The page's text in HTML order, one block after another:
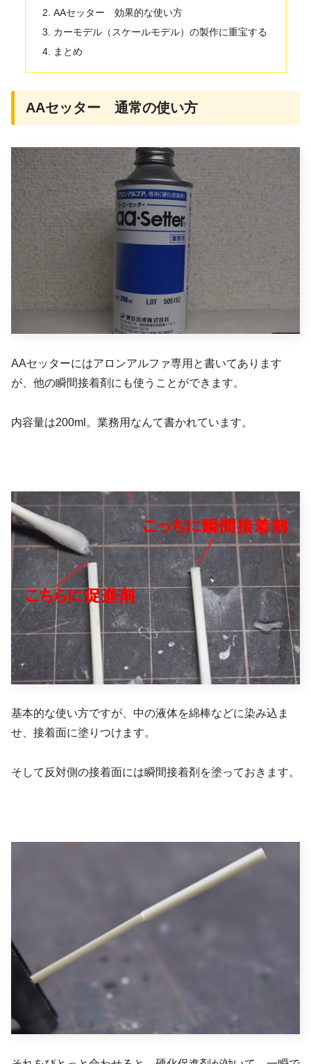
AAセッター 効果的な使い方
カーモデル（スケールモデル）の製作に重宝する
まとめ
AAセッター 通常の使い方
AAセッターにはアロンアルファ専用と書いてあります
が、他の瞬間接着剤にも使うことができます。
内容量は200ml。業務用なんて書かれています。
基本的な使い方ですが、中の液体を綿棒などに染み込ま
せ、接着面に塗りつけます。
そして反対側の接着面には瞬間接着剤を塗っておきます。